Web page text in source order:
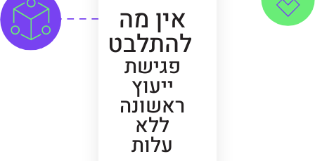
אין מה
להתלבט
פגישת
ייעוץ
ראשונה
ללא
עלות